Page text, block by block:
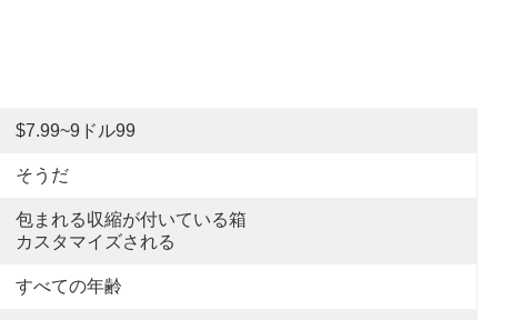
$7.99~9ドル99
そうだ
包まれる収縮が付いている箱
カスタマイズされる
すべての年齢